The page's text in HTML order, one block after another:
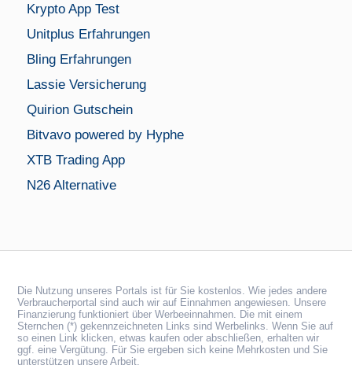
Krypto App Test
Unitplus Erfahrungen
Bling Erfahrungen
Lassie Versicherung
Quirion Gutschein
Bitvavo powered by Hyphe
XTB Trading App
N26 Alternative
Die Nutzung unseres Portals ist für Sie kostenlos. Wie jedes andere
Verbraucherportal sind auch wir auf Einnahmen angewiesen. Unsere
Finanzierung funktioniert über Werbeeinnahmen. Die mit einem
Sternchen (*) gekennzeichneten Links sind Werbelinks. Wenn Sie auf
so einen Link klicken, etwas kaufen oder abschließen, erhalten wir
ggf. eine Vergütung. Für Sie ergeben sich keine Mehrkosten und Sie
unterstützen unsere Arbeit.